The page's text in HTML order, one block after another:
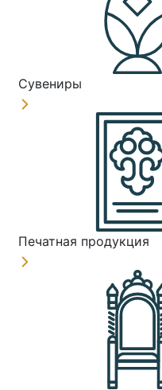
Сувениры
Печатная продукция